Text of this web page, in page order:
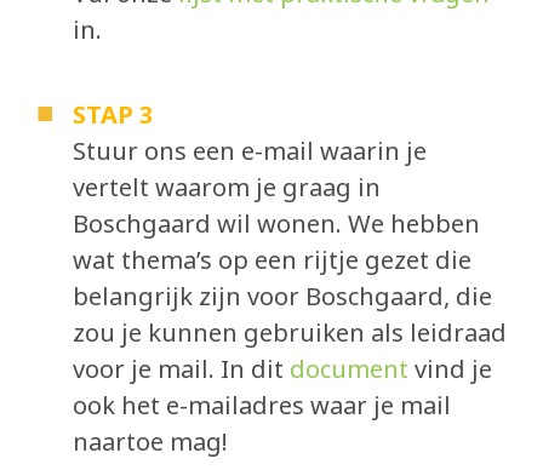
in.
STAP 3
Stuur ons een e-mail waarin je
vertelt waarom je graag in
Boschgaard wil wonen. We hebben
wat thema’s op een rijtje gezet die
belangrijk zijn voor Boschgaard, die
zou je kunnen gebruiken als leidraad
voor je mail. In dit document vind je
ook het e-mailadres waar je mail
naartoe mag!